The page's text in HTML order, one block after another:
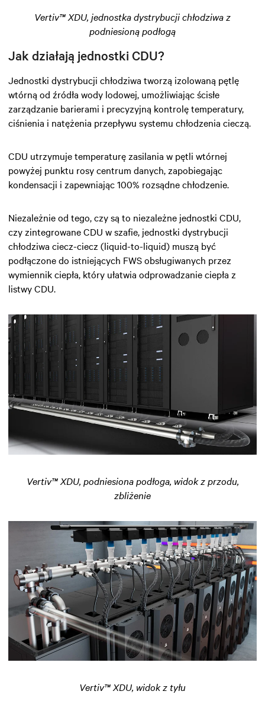
Vertiv™ XDU, jednostka dystrybucji chłodziwa z
podniesioną podłogą
Jak działają jednostki CDU?
Jednostki dystrybucji chłodziwa tworzą izolowaną pętlę
wtórną od źródła wody lodowej, umożliwiając ścisłe
zarządzanie barierami i precyzyjną kontrolę temperatury,
ciśnienia i natężenia przepływu systemu chłodzenia cieczą.
CDU utrzymuje temperaturę zasilania w pętli wtórnej
powyżej punktu rosy centrum danych, zapobiegając
kondensacji i zapewniając 100% rozsądne chłodzenie.
Niezależnie od tego, czy są to niezależne jednostki CDU,
czy zintegrowane CDU w szafie, jednostki dystrybucji
chłodziwa ciecz-ciecz (liquid-to-liquid) muszą być
podłączone do istniejących FWS obsługiwanych przez
wymiennik ciepła, który ułatwia odprowadzanie ciepła z
listwy CDU.
Vertiv™ XDU, podniesiona podłoga, widok z przodu,
zbliżenie
Vertiv™ XDU, widok z tyłu